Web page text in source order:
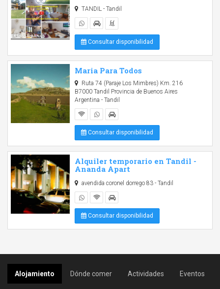
TANDIL - Tandil
Consultar disponibilidad
Maria Para Todos
Ruta 74 (Paraje Los Mimbres) Km. 216
B7000 Tandil Provincia de Buenos Aires
Argentina - Tandil
Consultar disponibilidad
Alquiler temporario en Tandil -
Ananda Apart
avendida coronel dorrego 83 - Tandil
Consultar disponibilidad
Alojamiento Dónde comer Actividades Eventos